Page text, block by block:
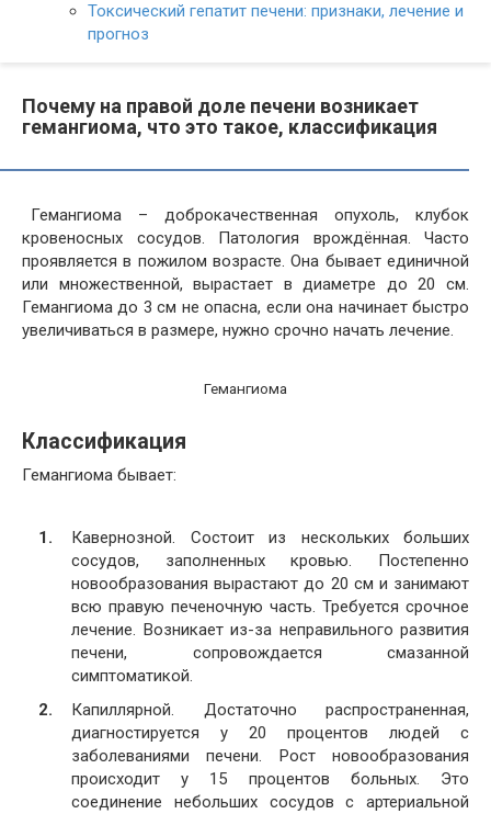
Токсический гепатит печени: признаки, лечение и
прогноз
Почему на правой доле печени возникает
гемангиома, что это такое, классификация
Гемангиома – доброкачественная опухоль, клубок
кровеносных сосудов. Патология врождённая. Часто
проявляется в пожилом возрасте. Она бывает единичной
или множественной, вырастает в диаметре до 20 см.
Гемангиома до 3 см не опасна, если она начинает быстро
увеличиваться в размере, нужно срочно начать лечение.
Гемангиома
Классификация
Гемангиома бывает:
Кавернозной. Состоит из нескольких больших
сосудов, заполненных кровью. Постепенно
новообразования вырастают до 20 см и занимают
всю правую печеночную часть. Требуется срочное
лечение. Возникает из-за неправильного развития
печени, сопровождается смазанной
симптоматикой.
Капиллярной. Достаточно распространенная,
диагностируется у 20 процентов людей с
заболеваниями печени. Рост новообразования
происходит у 15 процентов больных. Это
соединение небольших сосудов с артериальной